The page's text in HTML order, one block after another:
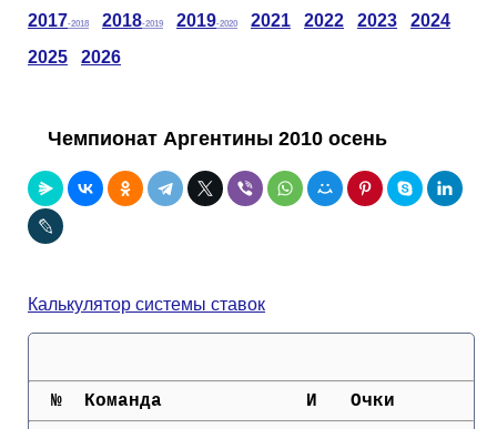
Вакансии
RSS
Контакты
Лига Конференций
Чемпионат Европы
Кубок Мира (отбор)
Лига Наций
Расчёт системы
Telegram Bot
2017-2018 2018-2019 2019-2020 2021 2022 2023
2024
2025
2026
Чемпионат Аргентины 2010 осень
Калькулятор системы ставок
  №  Команда             И   Очки